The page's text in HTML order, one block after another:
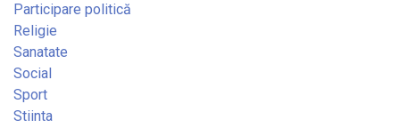
Participare politică
Religie
Sanatate
Social
Sport
Stiinta